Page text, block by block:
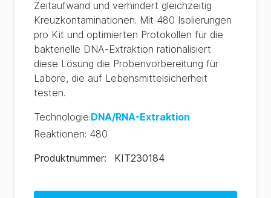
Zeitaufwand und verhindert gleichzeitig
Kreuzkontaminationen. Mit 480 Isolierungen
pro Kit und optimierten Protokollen für die
bakterielle DNA-Extraktion rationalisiert
diese Lösung die Probenvorbereitung für
Labore, die auf Lebensmittelsicherheit
testen.
Technologie:DNA/RNA-Extraktion
Reaktionen: 480
Produktnummer: KIT230184